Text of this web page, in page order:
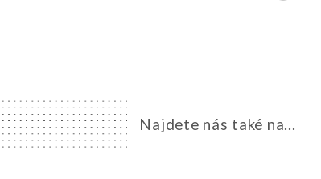
Najdete nás také na...